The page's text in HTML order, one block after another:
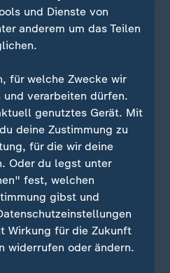
und
doctor away - und ein
und Dienste von
anderem um das Teilen
für welche Zwecke wir
und verarbeiten dürfen.
genutztes Gerät. Mit
deine Zustimmung zu
für die wir deine
Oder du legst unter
fest, welchen
gibst und
Wirkung für die Zukunft
widerrufen oder ändern.